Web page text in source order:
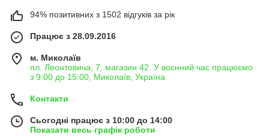
94% позитивних з 1502 відгуків за рік
Працює з 28.09.2016
м. Миколаїв
пл. Леонтовича, 7, магазин 42. У воєнний час працюємо
з 9:00 до 15:00, Миколаїв, Україна
Контакти
Сьогодні працює з 10:00 до 14:00
Показати весь графік роботи